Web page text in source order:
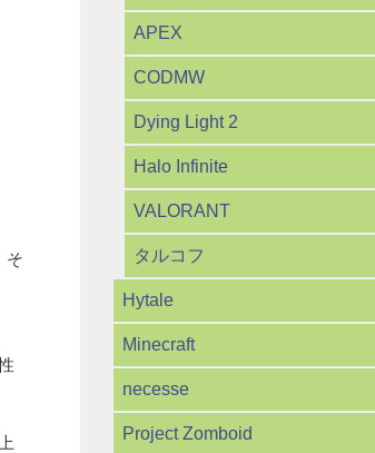
そ
APEX
CODMW
Dying Light 2
Halo Infinite
VALORANT
タルコフ
Hytale
Minecraft
necesse
Project Zomboid